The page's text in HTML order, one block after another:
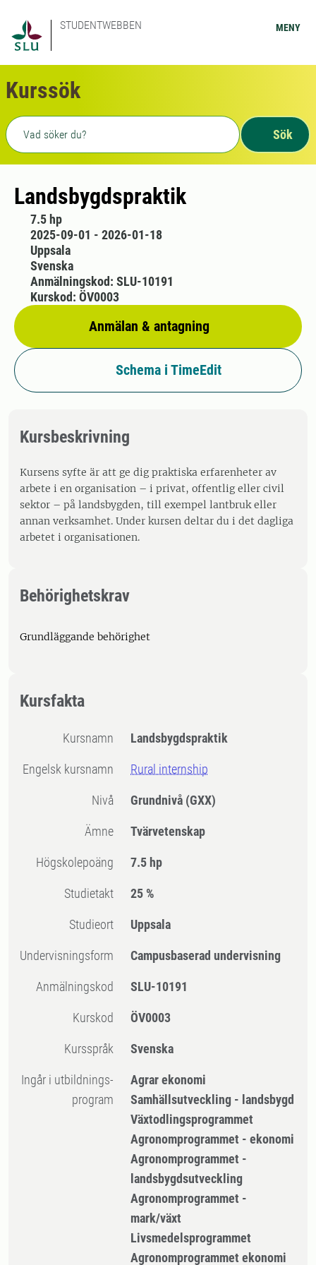
STUDENTWEBBEN MENY
Kurssök
Fritext sökning
Sök
Landsbygdspraktik
7.5 hp
2025-09-01 - 2026-01-18
Uppsala
Svenska
Anmälan & antagning
Anmälningskod: SLU-10191
Kurskod: ÖV0003
Schema i TimeEdit
Kursbeskrivning
Kursens syfte är att ge dig praktiska erfarenheter av
arbete i en organisation – i privat, offentlig eller civil
sektor – på landsbygden, till exempel lantbruk eller
annan verksamhet. Under kursen deltar du i det dagliga
arbetet i organisationen.
Behörighetskrav
Grundläggande behörighet
Kursfakta
Kursnamn Landsbygdspraktik
Engelsk kursnamn Rural internship
Nivå Grundnivå (GXX)
Ämne Tvärvetenskap
högskolepoäng 7.5 hp
Studietakt 25 %
Studieort Uppsala
Undervisningsform Campusbaserad undervisning
Anmälningskod SLU-10191
Kurskod ÖV0003
Kursspråk Svenska
Ingår i utbildnings-
program
Agrar ekonomi
Samhällsutveckling - landsbygd
Växtodlingsprogrammet
Agronomprogrammet - ekonomi
Agronomprogrammet -
landsbygdsutveckling
Agronomprogrammet -
mark/växt
Livsmedelsprogrammet
Agronomprogrammet ekonomi